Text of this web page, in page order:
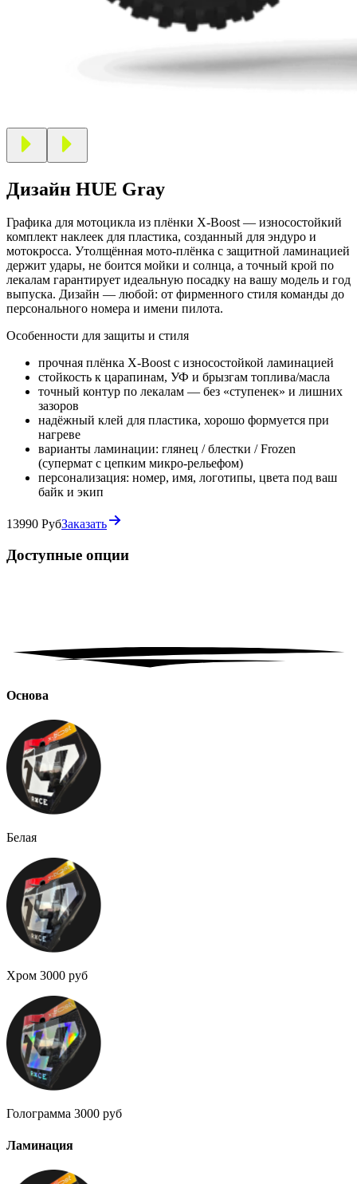
Дизайн HUE Gray
Графика для мотоцикла из плёнки X-Boost — износостойкий
комплект наклеек для пластика, созданный для эндуро и
мотокросса. Утолщённая мото-плёнка с защитной ламинацией
держит удары, не боится мойки и солнца, а точный крой по
лекалам гарантирует идеальную посадку на вашу модель и год
выпуска. Дизайн — любой: от фирменного стиля команды до
персонального номера и имени пилота.
Особенности для защиты и стиля
прочная плёнка X-Boost с износостойкой ламинацией
стойкость к царапинам, УФ и брызгам топлива/масла
точный контур по лекалам — без «ступенек» и лишних
зазоров
надёжный клей для пластика, хорошо формуется при
нагреве
варианты ламинации: глянец / блестки / Frozen
(супермат с цепким микро-рельефом)
персонализация: номер, имя, логотипы, цвета под ваш
байк и экип
13990 РубЗаказать
Доступные опции
Основа
Белая
Хром 3000 руб
Голограмма 3000 руб
Ламинация